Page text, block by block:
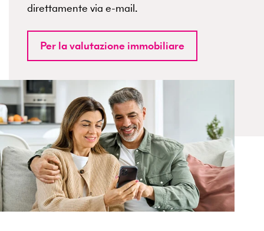
direttamente via e-mail.
Per la valutazione immobiliare